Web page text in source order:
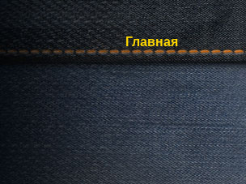
Главная